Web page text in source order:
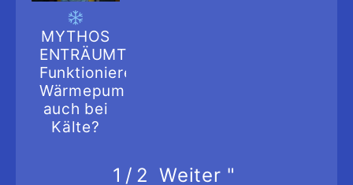
MYTHOS
ENTRÄUMT:
Funktionieren
Wärmepumpen
auch bei
Kälte?
1 / 2 Weiter "